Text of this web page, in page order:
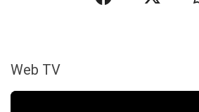
Web TV